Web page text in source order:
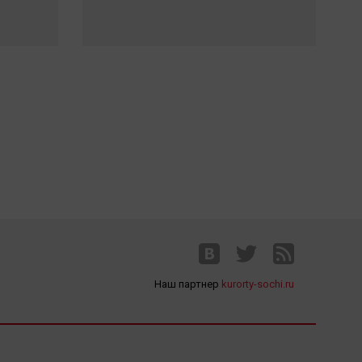
Наш партнер kurorty-sochi.ru